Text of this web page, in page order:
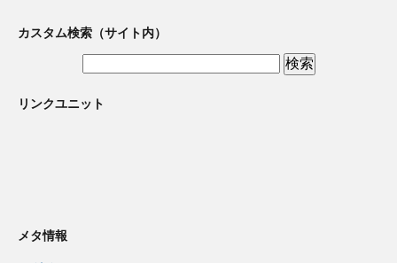
カスタム検索（サイト内）
リンクユニット
メタ情報